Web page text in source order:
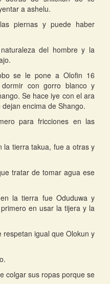
a ashelu.
piernas y puede haber
del hombre y la
se le pone a Olofin 16
con gorro blanco y
Se hace iye con el ara
encima de Shango.
para fricciones en las
la tierra takua, fue a otras y
tratar de tomar agua ese
la tierra fue Oduduwa y
en usar la tijera y la
respetan igual que Olokun y
colgar sus ropas porque se